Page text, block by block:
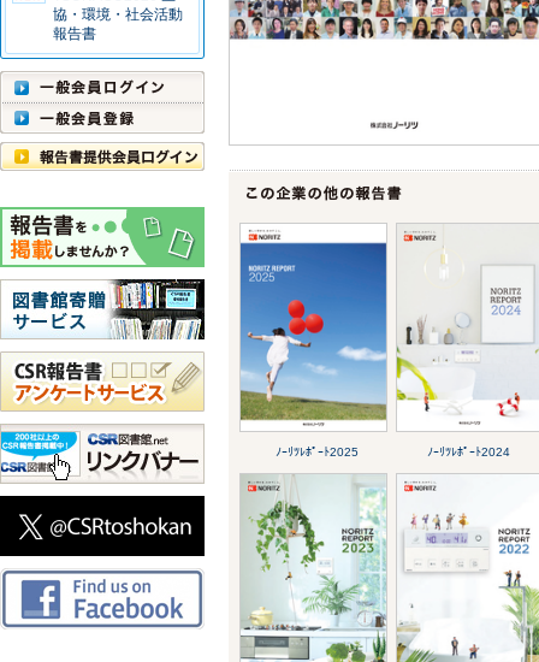
協・環境・社会活動
報告書
ﾉｰﾘﾂﾚﾎﾟｰﾄ2025 ﾉｰﾘﾂﾚﾎﾟｰﾄ2024